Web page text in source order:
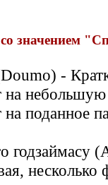
значением
-
на
на поданное
годзаймасу
несколько